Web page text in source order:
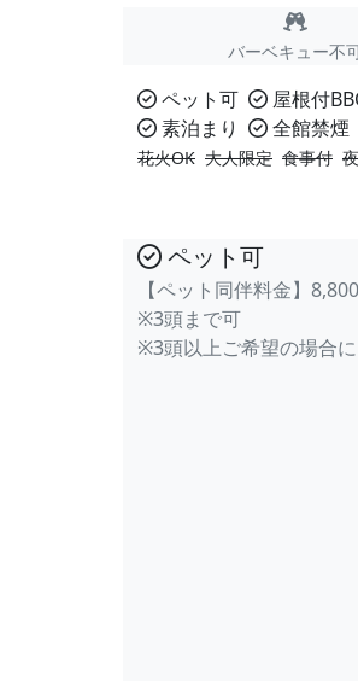
バーベキュー不
ペット可 屋根付
素泊まり
全館禁煙
花火OK 大人限定 食事付
ペット可
【ペット同伴料金】
※3頭まで可
※3頭以上ご希望の場合に